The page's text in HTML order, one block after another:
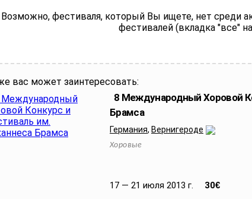
Возможно, фестиваля, который Вы ищете, нет среди
фестивалей (вкладка "все"
вас может заинтересовать:
8 Международный Хоровой
Брамса
Германия, Вернигероде
Хоровые
17 — 21 июля 2013 г. 30€